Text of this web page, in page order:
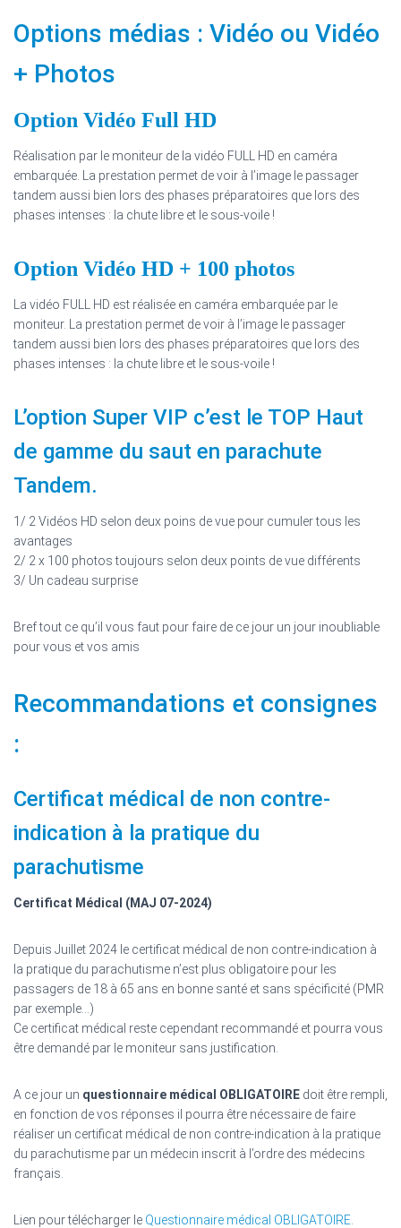
Options médias : Vidéo ou Vidéo
+ Photos
Option Vidéo Full HD
Réalisation par le moniteur de la vidéo FULL HD en caméra
embarquée. La prestation permet de voir à l’image le passager
tandem aussi bien lors des phases préparatoires que lors des
phases intenses : la chute libre et le sous-voile !
Option Vidéo HD + 100 photos
La vidéo FULL HD est réalisée en caméra embarquée par le
moniteur. La prestation permet de voir à l’image le passager
tandem aussi bien lors des phases préparatoires que lors des
phases intenses : la chute libre et le sous-voile !
L’option Super VIP c’est le TOP Haut
de gamme du saut en parachute
Tandem.
1/ 2 Vidéos HD selon deux poins de vue pour cumuler tous les
avantages
2/ 2 x 100 photos toujours selon deux points de vue différents
3/ Un cadeau surprise
Bref tout ce qu’il vous faut pour faire de ce jour un jour inoubliable
pour vous et vos amis
Recommandations et consignes
:
Certificat médical de non contre-
indication à la pratique du
parachutisme
Certificat Médical (MAJ 07-2024)
Depuis Juillet 2024 le certificat médical de non contre-indication à
la pratique du parachutisme n’est plus obligatoire pour les
passagers de 18 à 65 ans en bonne santé et sans spécificité (PMR
par exemple…)
Ce certificat médical reste cependant recommandé et pourra vous
être demandé par le moniteur sans justification.
A ce jour un questionnaire médical OBLIGATOIRE doit être rempli,
en fonction de vos réponses il pourra être nécessaire de faire
réaliser un certificat médical de non contre-indication à la pratique
du parachutisme par un médecin inscrit à l’ordre des médecins
français.
Lien pour télécharger le Questionnaire médical OBLIGATOIRE